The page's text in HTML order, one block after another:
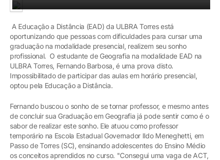
A Educação a Distância (EAD) da ULBRA Torres está
oportunizando que pessoas com dificuldades para cursar uma
graduação na modalidade presencial, realizem seu sonho
profissional. O estudante de Geografia na modalidade EAD na
ULBRA Torres, Fernando Barbosa, é uma prova disto.
Impossibilitado de participar das aulas em horário presencial,
optou pela Educação a Distância.
Fernando buscou o sonho de se tornar professor, e mesmo antes
de concluir sua Graduação em Geografia já pode sentir como é o
sabor de realizar este sonho. Ele atuou como professor
temporário na Escola Estadual Governador Ildo Meneghetti, em
Passo de Torres (SC), ensinando adolescentes do Ensino Médio
os conceitos aprendidos no curso. "Consegui uma vaga de ACT,